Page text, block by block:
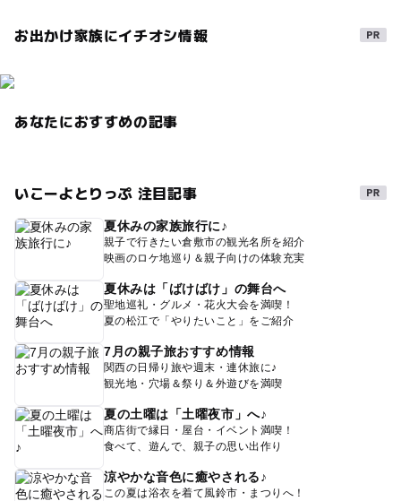
お出かけ家族にイチオシ情報
あなたにおすすめの記事
いこーよとりっぷ 注目記事
夏休みの家族旅行に♪
親子で行きたい倉敷市の観光名所を紹介
映画のロケ地巡り＆親子向けの体験充実
夏休みは「ばけばけ」の舞台へ
聖地巡礼・グルメ・花火大会を満喫！
夏の松江で「やりたいこと」をご紹介
7月の親子旅おすすめ情報
関西の日帰り旅や週末・連休旅に♪
観光地・穴場＆祭り＆外遊びを満喫
夏の土曜は「土曜夜市」へ♪
商店街で縁日・屋台・イベント満喫！
食べて、遊んで、親子の思い出作り
涼やかな音色に癒やされる♪
この夏は浴衣を着て風鈴市・まつりへ！